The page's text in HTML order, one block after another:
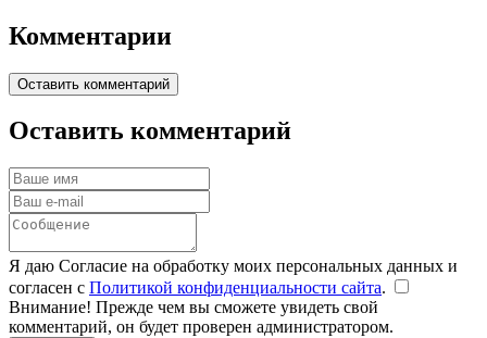
Комментарии
Оставить комментарий
Оставить комментарий
Я даю Согласие на обработку моих персональных данных и
согласен с Политикой конфиденциальности сайта.
Внимание! Прежде чем вы сможете увидеть свой
комментарий, он будет проверен администратором.